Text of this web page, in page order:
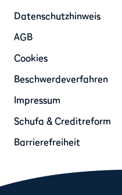
Datenschutzhinweis
AGB
Cookies
Beschwerdeverfahren
Impressum
Schufa & Creditreform
Barrierefreiheit